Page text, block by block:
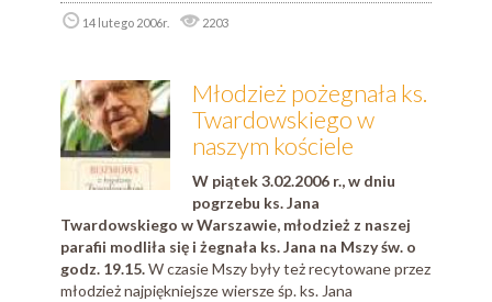
14 lutego 2006r. 2203
Młodzież pożegnała ks.
Twardowskiego w
naszym kościele
W piątek 3.02.2006 r., w dniu
pogrzebu ks. Jana
Twardowskiego w Warszawie, młodzież z naszej
parafii modliła się i żegnała ks. Jana na Mszy św. o
godz. 19.15.W czasie Mszy były też recytowane przez
młodzież najpiękniejsze wiersze śp. ks. Jana